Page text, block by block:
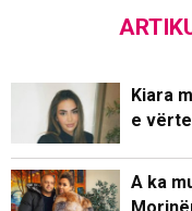
Kiara
e
A ka